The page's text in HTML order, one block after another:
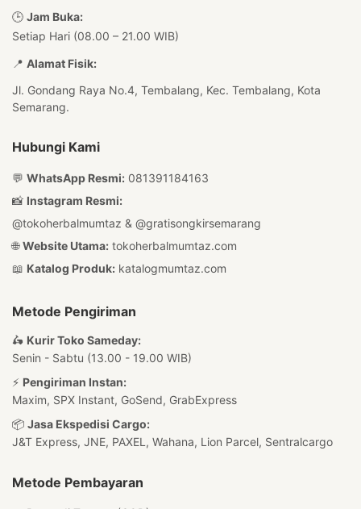
🕒 Jam Buka:
Setiap Hari (08.00 – 21.00 WIB)
📍 Alamat Fisik:
Jl. Gondang Raya No.4, Tembalang, Kec. Tembalang, Kota
Semarang.
Hubungi Kami
💬 WhatsApp Resmi: 081391184163
📸 Instagram Resmi:
@tokoherbalmumtaz & @gratisongkirsemarang
🌐Website Utama: tokoherbalmumtaz.com
📖 Katalog Produk: katalogmumtaz.com
Metode Pengiriman
🛵 Kurir Toko Sameday:
Senin - Sabtu (13.00 - 19.00 WIB)
⚡ Pengiriman Instan:
Maxim, SPX Instant, GoSend, GrabExpress
📦 Jasa Ekspedisi Cargo:
J&T Express, JNE, PAXEL, Wahana, Lion Parcel, Sentralcargo
Metode Pembayaran